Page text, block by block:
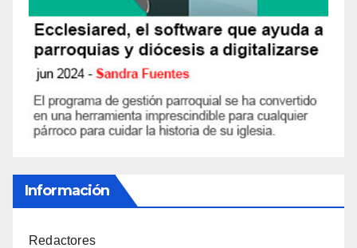
Información
Redactores